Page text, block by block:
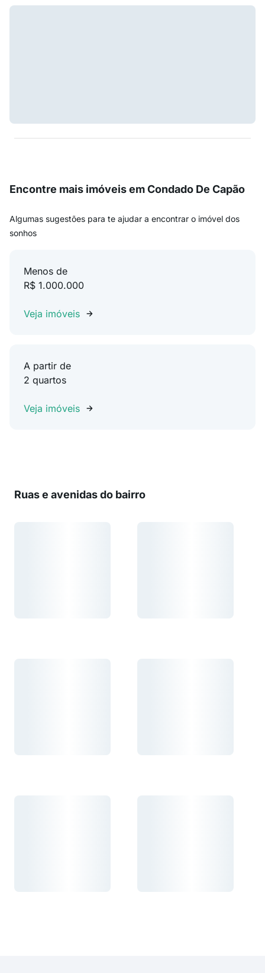
Encontre mais imóveis em Condado De Capão
Algumas sugestões para te ajudar a encontrar o imóvel dos
sonhos
Menos de
R$ 1.000.000
Veja imóveis
A partir de
2 quartos
Veja imóveis
Ruas e avenidas do bairro